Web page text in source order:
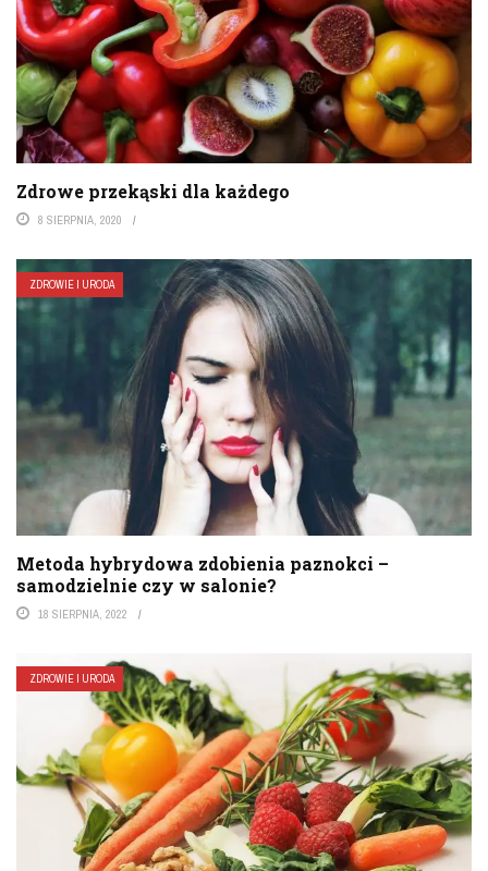
Zdrowe przekąski dla każdego
8 SIERPNIA, 2020
ZDROWIE I URODA
Metoda hybrydowa zdobienia paznokci –
samodzielnie czy w salonie?
18 SIERPNIA, 2022
ZDROWIE I URODA